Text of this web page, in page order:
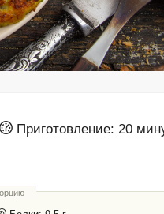
Приготовление: 20